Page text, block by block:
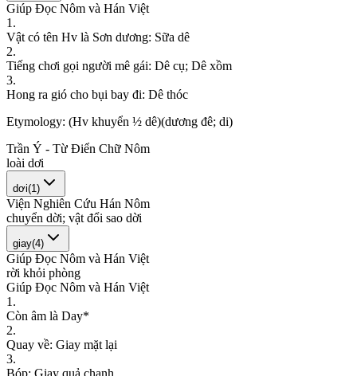
Giúp Đọc Nôm và Hán Việt
1 .
Vật có tên Hv là Sơn dương: Sữa dê
2.
Tiếng chơi gọi người mê gái: Dê cụ; Dê xồm
3.
Hong ra gió cho bụi bay đi: Dê thóc
Etymology: (Hv khuyển ½ dê)(dương đê; di)
Trần Ý - Từ Điển Chữ Nôm
loài dơi
dơi(1 )
Viện Nghiên Cứu Hán Nôm
chuyển dời; vật đổi sao dời
giay(4)
Giúp Đọc Nôm và Hán Việt
rời khỏi phòng
Giúp Đọc Nôm và Hán Việt
1 .
Còn âm là Day*
2.
Quay về: Giay mặt lại
3.
Bóp: Giay quả chanh